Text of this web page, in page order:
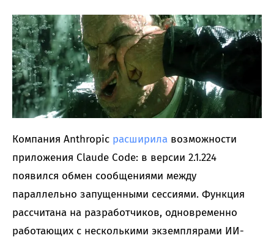
Компания Anthropic расширила возможности
приложения Claude Code: в версии 2.1.224
появился обмен сообщениями между
параллельно запущенными сессиями. Функция
рассчитана на разработчиков, одновременно
работающих с несколькими экземплярами ИИ-